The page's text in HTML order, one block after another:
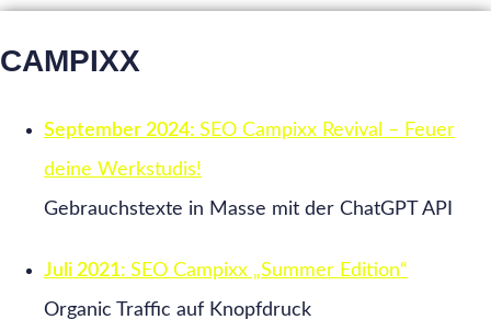
CAMPIXX
September 2024: SEO Campixx Revival – Feuer
deine Werkstudis!
Gebrauchstexte in Masse mit der ChatGPT API
Juli 2021: SEO Campixx „Summer Edition“
Organic Traffic auf Knopfdruck